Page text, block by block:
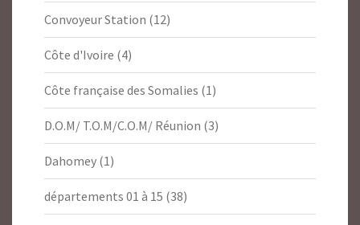
Convoyeur Station (12)
Côte d'Ivoire (4)
Côte française des Somalies (1)
D.O.M/ T.O.M/C.O.M/ Réunion (3)
Dahomey (1)
départements 01 à 15 (38)